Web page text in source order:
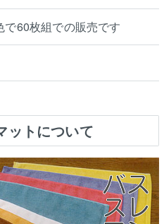
で60枚組での販売です
ットについて